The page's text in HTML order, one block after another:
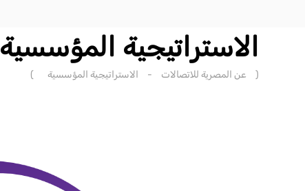
الاستراتيجية المؤسسية
( عن المصرية للاتصالات - الاستراتيجية المؤسسية )